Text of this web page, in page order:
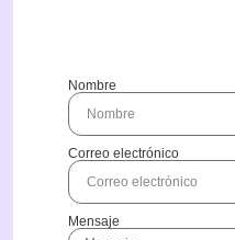
Nombre
Correo electrónico
Mensaje